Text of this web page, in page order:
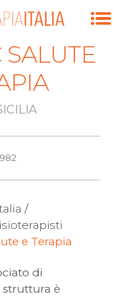
SALUTE
/
e Terapia
di
struttura è